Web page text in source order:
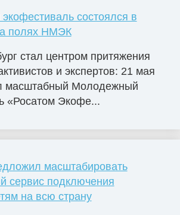
состоялся в
полях НМЭК
стал центром притяжения
и экспертов: 21 мая
масштабный Молодежный
«Росатом Экофе...
масштабировать
сервис подключения
на всю страну